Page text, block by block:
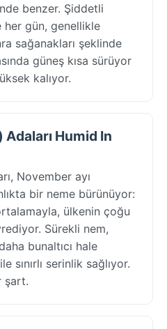
benzer. Şiddetli
her gün, genellikle
sağanakları şeklinde
güneş kısa sürüyor
kalıyor.
Humid In
November ayı
bir neme bürünüyor:
ülkenin çoğu
Sürekli nem,
bunaltıcı hale
sınırlı serinlik sağlıyor.
şart.